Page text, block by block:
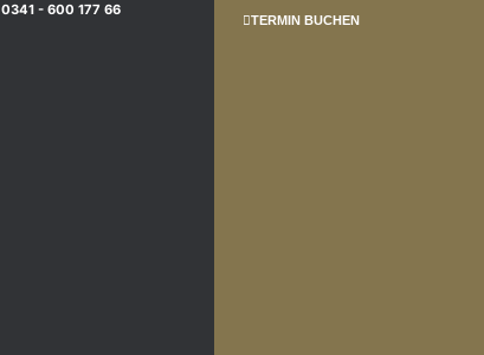
0341 - 600 177 66
TERMIN BUCHEN